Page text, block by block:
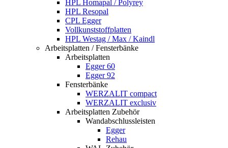
HPL Homapal / Polyrey
HPL Resopal
CPL Egger
Vollkunststoffplatten
HPL Westag / Max / Kaindl
Arbeitsplatten / Fensterbänke
Arbeitsplatten
Egger 60
Egger 92
Fensterbänke
WERZALIT compact
WERZALIT exclusiv
Arbeitsplatten Zubehör
Wandabschlussleisten
Egger
Rehau